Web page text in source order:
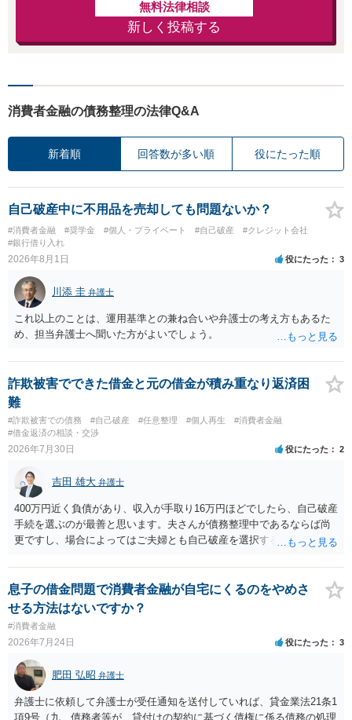
無料法律相談
新しく投稿する
消費者金融の債務整理の法律Q&A
新着順 回答数が多い順 役にたった順
自己破産中に不用品を売却しても問題ないか？
#消費者金融 #奨学金 #個人・プライベート #自己破産
#クレジット会社
#銀行借り入れ
2026年8月1日 役にたった 3
川添 圭 弁護士
これ以上のことは、運用基準との兼ね合いや弁護士の考え方もあるた
め、担当弁護士へ聞いた方がよいでしょう。
詐欺被害でできた借金と元の借金が積み重なり返済困
難
#詐欺被害での債務 #自己破産 #任意整理 #個人再生
#消費者金融
#借金返済の相談・交渉
2026年7月30日 役にたった 2
吉田 雄大 弁護士
400万円近く負債があり、収入が手取り16万円ほどでしたら、自己破産
手続を選ぶのが最善と思います。夫さんが債務整理中であるならば尚
更ですし、場合によってはご夫婦とも自己破産を選択する方法もある
息子の借金問題で消費者金融が自宅にくるのをやめさ
せる方法はないですか？
#消費者金融
2026年7月24日 役にたった 3
肥田 弘昭 弁護士
弁護士に依頼して弁護士が受任通知を送付していれば、貸金業法21条1
項9号（九 債務者等が、貸付けの契約に基づく債権に係る債務の処理